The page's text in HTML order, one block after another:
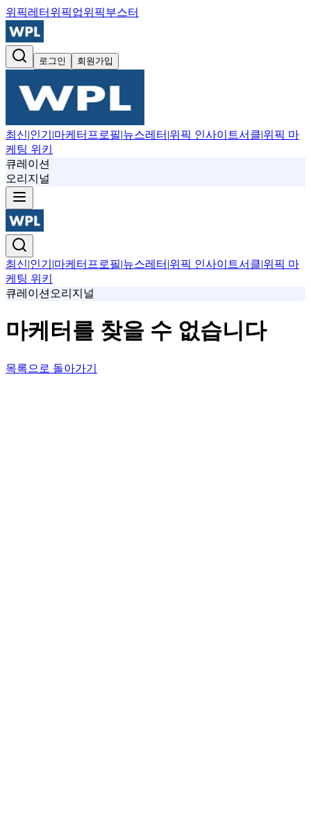
위픽레터 위픽업위픽부스터
로그인 회원가입
최신|인기 |마케터프로필|뉴스레터 |위픽 인사이트서클|위픽 마
케팅 위키
큐레이션
오리지널
최신|인기 |마케터프로필|뉴스레터 |위픽 인사이트서클|위픽 마
케팅 위키
큐레이션 오리지널
마케터를 찾을 수 없습니다
목록으로 돌아가기